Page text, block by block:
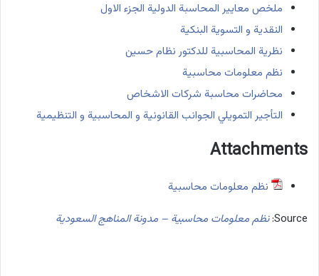
ملخص معايير المحاسبة الدولية الجزء الاول
النقدية و التسوية البنكية
نظرية المحاسبية للدكتور نظام حسين
نظم معلومات محاسبية
محاضرات محاسبة شركات الاشخاص
التأجير التمويلي الجوانب القانونية و المحاسبية و التنظيمية
Attachments
نظم معلومات محاسبية
Source: نظم معلومات محاسبية – مدونة المناهج السعودية